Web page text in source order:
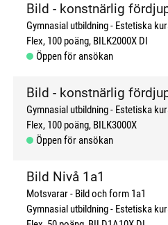
Bild - konstnärlig
Gymnasial utbildning
Estetiska
Flex 100 poäng BILK2000X DI
Öppen för ansökan
Bild - konstnärlig
Gymnasial utbildning
Estetiska
Flex 100 poäng BILK3000X
Öppen för ansökan
Bild Nivå 1a1
Motsvarar - Bild och form 1a1
Gymnasial utbildning
Estetiska